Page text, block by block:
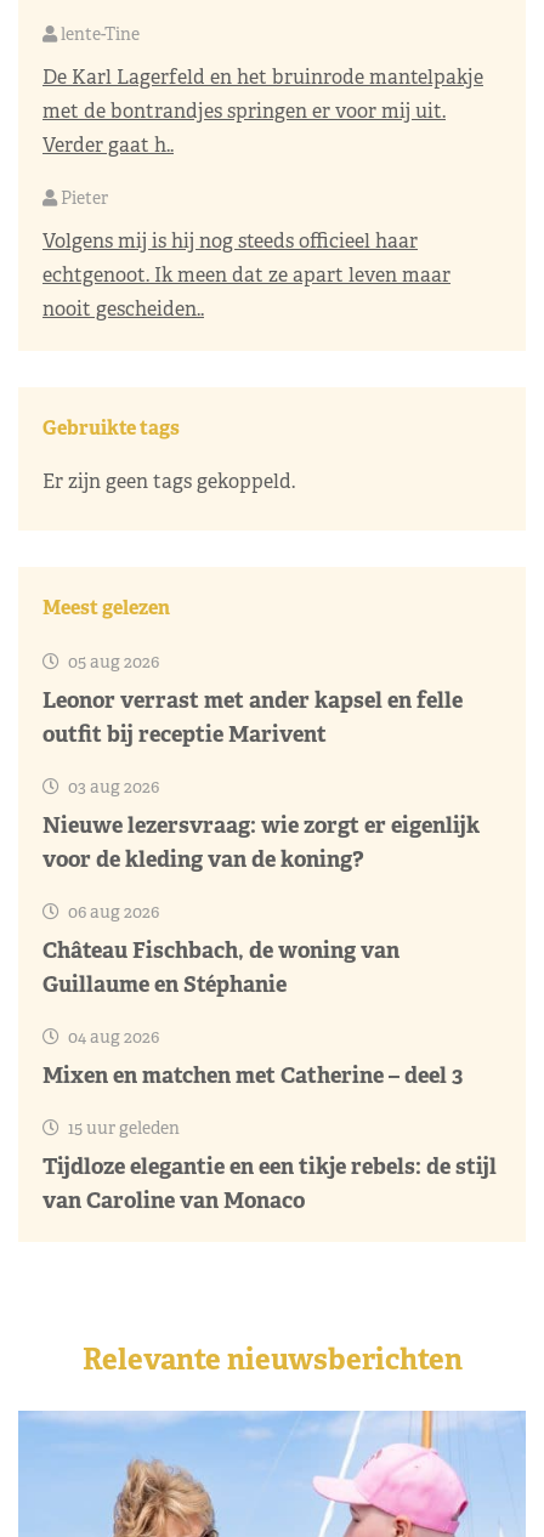
lente-Tine
De Karl Lagerfeld en het bruinrode mantelpakje
met de bontrandjes springen er voor mij uit.
Verder gaat h..
Pieter
Volgens mij is hij nog steeds officieel haar
echtgenoot. Ik meen dat ze apart leven maar
nooit gescheiden..
Gebruikte tags
Er zijn geen tags gekoppeld.
Meest gelezen
05 aug 2026
Leonor verrast met ander kapsel en felle
outfit bij receptie Marivent
03 aug 2026
Nieuwe lezersvraag: wie zorgt er eigenlijk
voor de kleding van de koning?
06 aug 2026
Château Fischbach, de woning van
Guillaume en Stéphanie
04 aug 2026
Mixen en matchen met Catherine – deel 3
15 uur geleden
Tijdloze elegantie en een tikje rebels: de stijl
van Caroline van Monaco
Relevante nieuwsberichten